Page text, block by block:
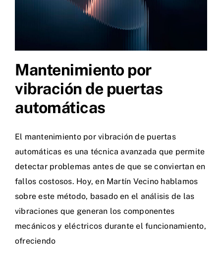
Mantenimiento por
vibración de puertas
automáticas
El mantenimiento por vibración de puertas
automáticas es una técnica avanzada que permite
detectar problemas antes de que se conviertan en
fallos costosos. Hoy, en Martín Vecino hablamos
sobre este método, basado en el análisis de las
vibraciones que generan los componentes
mecánicos y eléctricos durante el funcionamiento,
ofreciendo